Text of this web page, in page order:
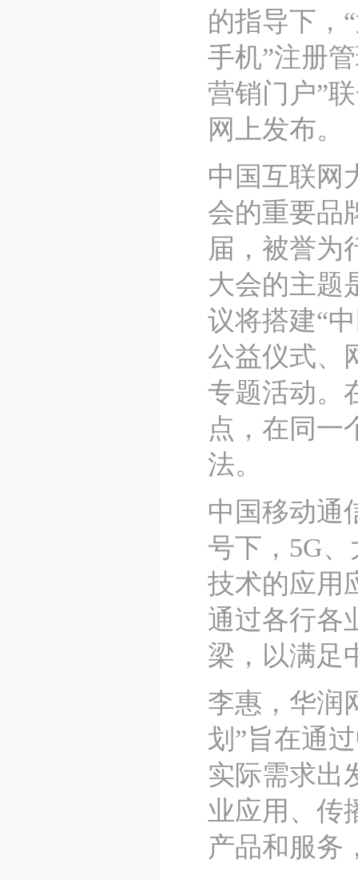
的指导下，
手机”注册
营销门户”
网上发布。
中国互联网
会的重要品
届，被誉为
大会的主题
议将搭建“
公益仪式、
专题活动。
点，在同一
法。
中国移动通
号下，5G
技术的应用
通过各行各
梁，以满足
李惠，华润
划”旨在通
实际需求出
业应用、传
产品和服务